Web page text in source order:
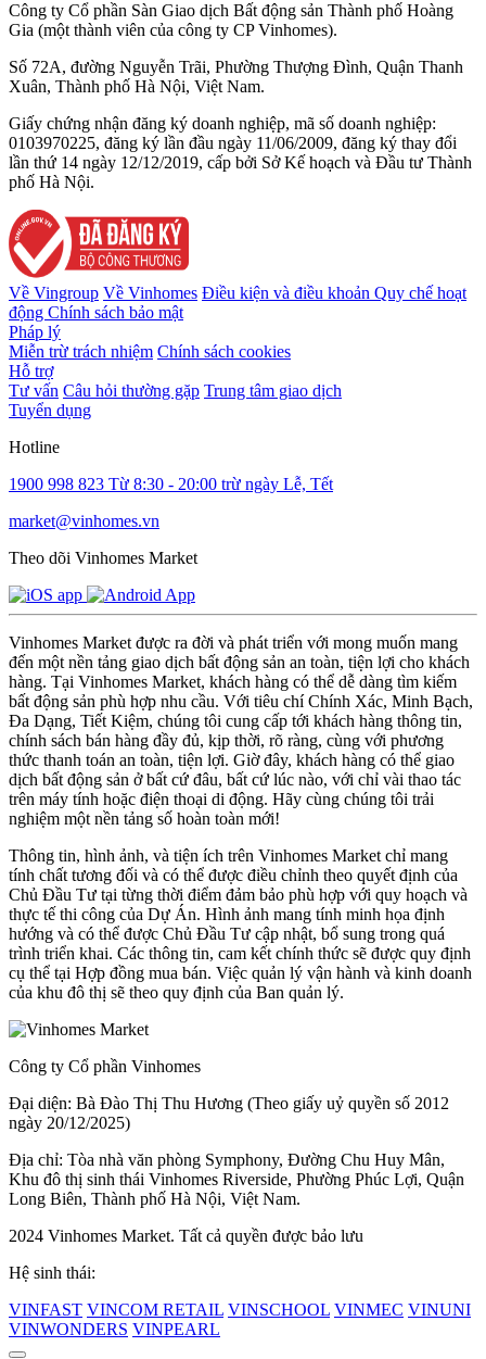
Công ty Cổ phần Sàn Giao dịch Bất động sản Thành phố Hoàng
Gia (một thành viên của công ty CP Vinhomes).
Số 72A, đường Nguyễn Trãi, Phường Thượng Đình, Quận Thanh
Xuân, Thành phố Hà Nội, Việt Nam.
Giấy chứng nhận đăng ký doanh nghiệp, mã số doanh nghiệp:
0103970225, đăng ký lần đầu ngày 11/06/2009, đăng ký thay đổi
lần thứ 14 ngày 12/12/2019, cấp bởi Sở Kế hoạch và Đầu tư Thành
phố Hà Nội.
Về Vingroup Về Vinhomes Điều kiện và điều khoản Quy chế hoạt
động Chính sách bảo mật
Pháp lý
Miễn trừ trách nhiệm Chính sách cookies
Hỗ trợ
Tư vấn Câu hỏi thường gặp Trung tâm giao dịch
Tuyển dụng
Hotline
1900 998 823 Từ 8:30 - 20:00 trừ ngày Lễ, Tết
market@vinhomes.vn
Theo dõi Vinhomes Market
Vinhomes Market được ra đời và phát triển với mong muốn mang
đến một nền tảng giao dịch bất động sản an toàn, tiện lợi cho khách
hàng. Tại Vinhomes Market, khách hàng có thể dễ dàng tìm kiếm
bất động sản phù hợp nhu cầu. Với tiêu chí Chính Xác, Minh Bạch,
Đa Dạng, Tiết Kiệm, chúng tôi cung cấp tới khách hàng thông tin,
chính sách bán hàng đầy đủ, kịp thời, rõ ràng, cùng với phương
thức thanh toán an toàn, tiện lợi. Giờ đây, khách hàng có thể giao
dịch bất động sản ở bất cứ đâu, bất cứ lúc nào, với chỉ vài thao tác
trên máy tính hoặc điện thoại di động. Hãy cùng chúng tôi trải
nghiệm một nền tảng số hoàn toàn mới!
Thông tin, hình ảnh, và tiện ích trên Vinhomes Market chỉ mang
tính chất tương đối và có thể được điều chỉnh theo quyết định của
Chủ Đầu Tư tại từng thời điểm đảm bảo phù hợp với quy hoạch và
thực tế thi công của Dự Án. Hình ảnh mang tính minh họa định
hướng và có thể được Chủ Đầu Tư cập nhật, bổ sung trong quá
trình triển khai. Các thông tin, cam kết chính thức sẽ được quy định
cụ thể tại Hợp đồng mua bán. Việc quản lý vận hành và kinh doanh
của khu đô thị sẽ theo quy định của Ban quản lý.
Công ty Cổ phần Vinhomes
Đại diện: Bà Đào Thị Thu Hương (Theo giấy uỷ quyền số 2012
ngày 20/12/2025)
Địa chỉ: Tòa nhà văn phòng Symphony, Đường Chu Huy Mân,
Khu đô thị sinh thái Vinhomes Riverside, Phường Phúc Lợi, Quận
Long Biên, Thành phố Hà Nội, Việt Nam.
2024 Vinhomes Market. Tất cả quyền được bảo lưu
Hệ sinh thái:
VINFAST VINCOM RETAIL VINSCHOOL VINMEC VINUNI
VINWONDERS VINPEARL